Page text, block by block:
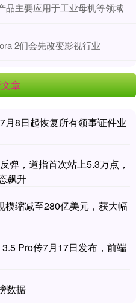
品主要应用于工业母机等领域
2们会先改变影视行业
章
月8日起恢复所有领事证件业
弹，道指首次站上5.3万点，
飙升
缩减至280亿美元，获大幅
Pro传7月17日发布，前端
数据